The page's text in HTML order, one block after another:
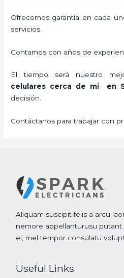
Ofrecemos garantía en cada
servicios.
Contamos con años de
El tiempo será nuestro
celulares cerca de mien
decisión.
Contáctanos para trabajar con
Aliquam suscipit felis a arcu
nemore appellanturusu
ei, mel tempor consulatu
Useful Links